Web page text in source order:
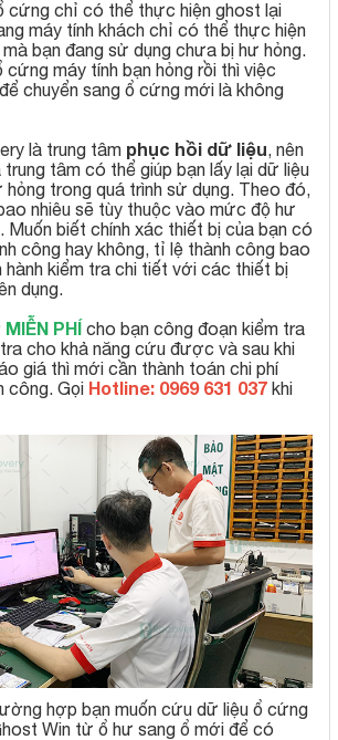
cứng chỉ có thể thực hiện ghost lại
máy tính khách chỉ có thể thực hiện
bạn đang sử dụng chưa bị hư hỏng.
cứng máy tính bạn hỏng rồi thì việc
chuyển sang ổ cứng mới là không
là trung tâm phục hồi dữ liệu, nên
tâm có thể giúp bạn lấy lại dữ liệu
trong quá trình sử dụng. Theo đó,
nhiêu sẽ tùy thuộc vào mức độ hư
Muốn biết chính xác thiết bị của bạn có
công hay không, tỉ lệ thành công bao
hành kiểm tra chi tiết với các thiết bị
dụng.
MIỄN PHÍcho bạn công đoạn kiểm tra
cho khả năng cứu được và sau khi
giá thì mới cần thành toán chi phí
công. Gọi Hotline: 0969 631 037khi
hợp bạn muốn cứu dữ liệu ổ cứng
Win từ ổ hư sang ổ mới để có